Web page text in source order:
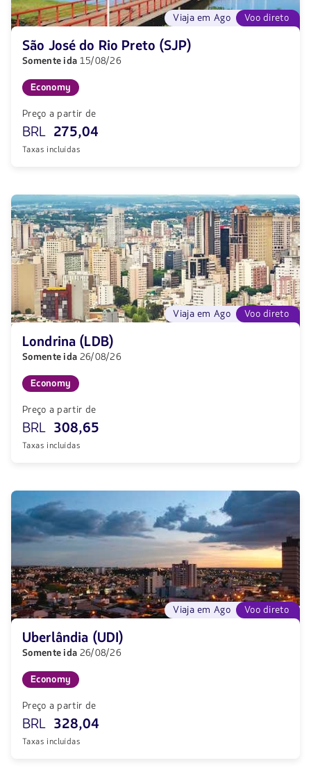
Voo direto
Viaja em Ago
São José do Rio Preto (SJP)
Somente ida 15/08/26
Economy
Preço a partir de
BRL 275,04
Taxas incluídas
Voo direto
Viaja em Ago
Londrina (LDB)
Somente ida 26/08/26
Economy
Preço a partir de
BRL 308,65
Taxas incluídas
Voo direto
Viaja em Ago
Uberlândia (UDI)
Somente ida 26/08/26
Economy
Preço a partir de
BRL 328,04
Taxas incluídas